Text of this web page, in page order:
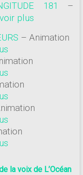
181
–
plus
– Animation
la voix de L’Océan